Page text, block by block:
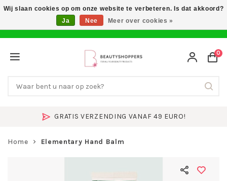
GRATIS VERZENDING VANAF 49 EURO!
0
Home Elementary Hand Balm
Wij slaan cookies op om onze website te verbeteren. Is dat akkoord?
Ja
Nee Meer over cookies »